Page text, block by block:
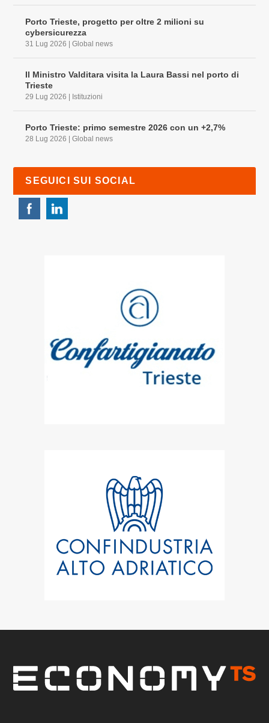
Porto Trieste, progetto per oltre 2 milioni su
cybersicurezza
31 Lug 2026 |Global news
Il Ministro Valditara visita la Laura Bassi nel porto di
Trieste
29 Lug 2026 | Istituzioni
Porto Trieste: primo semestre 2026 con un +2,7%
28 Lug 2026 |Global news
SEGUICI SUI SOCIAL